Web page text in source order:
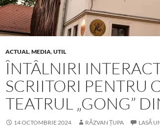
ACTUAL,MEDIA,UTIL
ÎNTÂLNIRI
SCRIITORI PENTRU
TEATRUL „GONG”
14 OCTOMBRIE 2024 RĂZVAN ȚUPA LASĂ